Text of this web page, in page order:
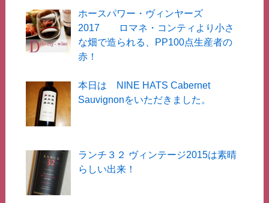
ホースパワー・ヴィンヤーズ
2017 ロマネ・コンティより小さ
な畑で造られる、PP100点生産者の
赤！
本日は NINE HATS Cabernet
Sauvignonをいただきました。
ランチ３２ ヴィンテージ2015は素晴
らしい出来！